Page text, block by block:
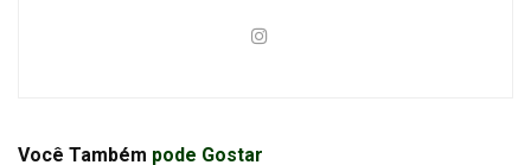
Você Também pode Gostar